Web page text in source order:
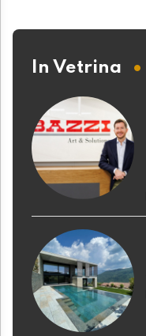
In Vetrina